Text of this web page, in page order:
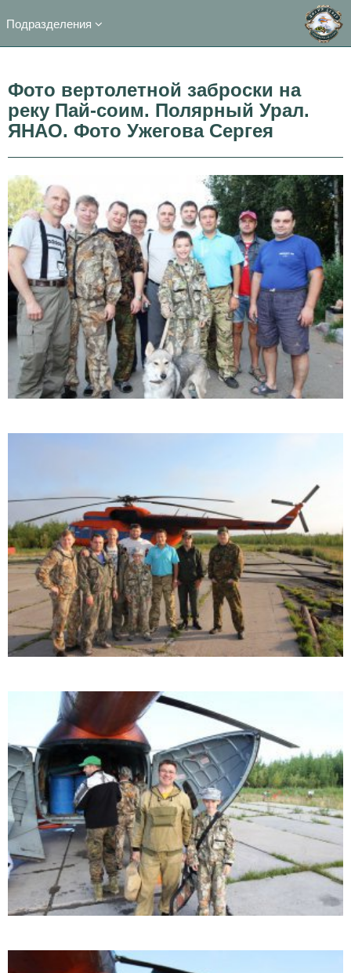
Подразделения
Фото вертолетной заброски на
реку Пай-соим. Полярный Урал.
ЯНАО. Фото Ужегова Сергея